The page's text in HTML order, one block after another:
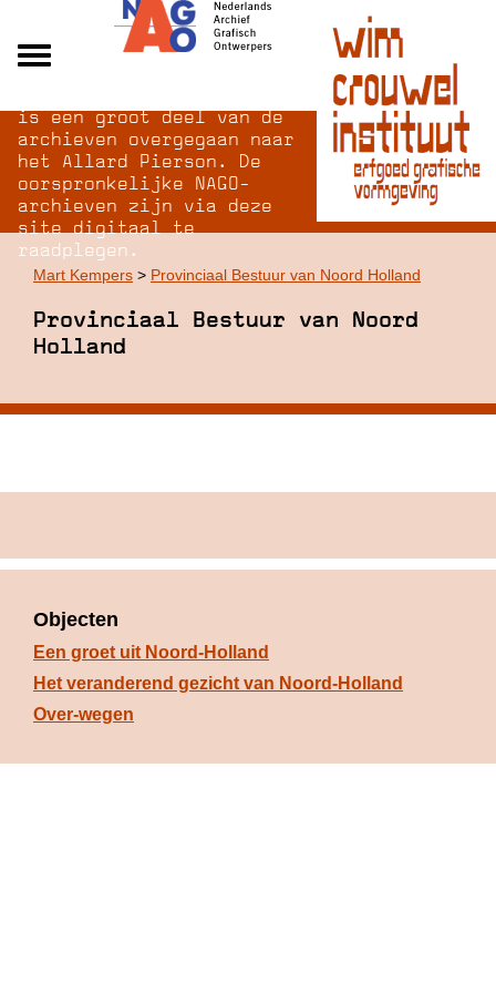
Over NAGO
Over WCI
Inloggen
is een groot deel van de
archieven overgegaan naar
het Allard Pierson. De
oorspronkelijke NAGO-
archieven zijn via deze
site digitaal te
raadplegen.
Mart Kempers > Provinciaal Bestuur van Noord Holland
Provinciaal Bestuur van Noord
Holland
Objecten
Een groet uit Noord-Holland
Het veranderend gezicht van Noord-Holland
Over-wegen